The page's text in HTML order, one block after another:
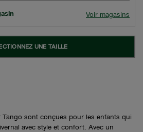
Voir magasins
UNE TAILLE
Tango sont conçues pour les enfants qui
avec style et confort. Avec un